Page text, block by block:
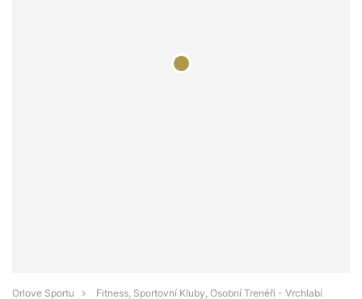
Orlove Sportu
Fitness, Sportovní Kluby, Osobní Trenéři - Vrchlabí